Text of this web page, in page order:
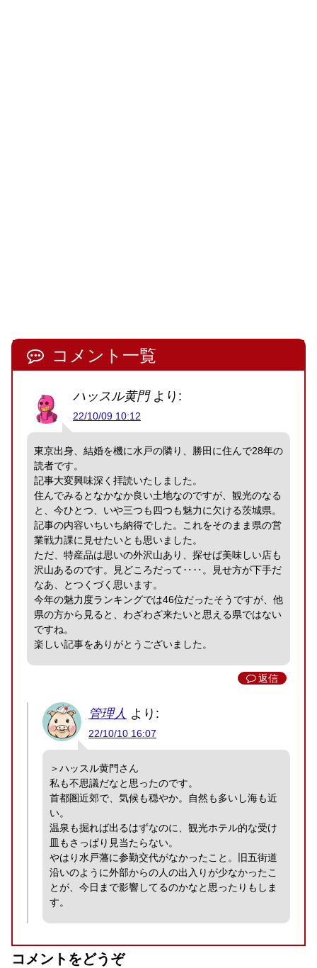
コメント一覧
ハッスル黄門 より:
22/10/09 10:12
東京出身、結婚を機に水戸の隣り、勝田に住んで28年の
読者です。
記事大変興味深く拝読いたしました。
住んでみるとなかなか良い土地なのですが、観光のなる
と、今ひとつ、いや三つも四つも魅力に欠ける茨城県。
記事の内容いちいち納得でした。これをそのまま県の営
業戦力課に見せたいとも思いました。
ただ、特産品は思いの外沢山あり、探せば美味しい店も
沢山あるのです。見どころだって‥‥。見せ方が下手だ
なあ、とつくづく思います。
今年の魅力度ランキングでは46位だったそうですが、他
県の方から見ると、わざわざ来たいと思える県ではない
ですね。
楽しい記事をありがとうございました。
返信
管理人 より:
22/10/10 16:07
＞ハッスル黄門さん
私も不思議だなと思ったのです。
首都圏近郊で、気候も穏やか。自然も多いし海も近
い。
温泉も掘れば出るはずなのに、観光ホテル的な受け
皿もさっぱり見当たらない。
やはり水戸藩に参勤交代がなかったこと。旧五街道
沿いのように外部からの人の出入りが少なかったこ
とが、今日まで影響してるのかなと思ったりもしま
す。
コメントをどうぞ